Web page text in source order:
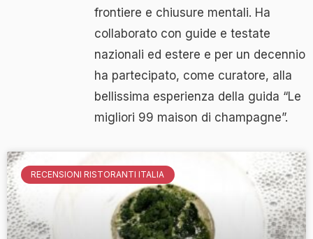
frontiere e chiusure mentali. Ha
collaborato con guide e testate
nazionali ed estere e per un decennio
ha partecipato, come curatore, alla
bellissima esperienza della guida “Le
migliori 99 maison di champagne”.
RECENSIONI RISTORANTI ITALIA